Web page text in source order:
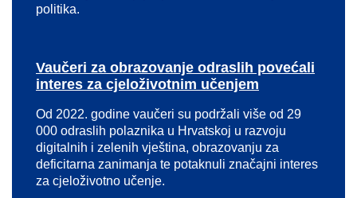
politika.
Vaučeri za obrazovanje odraslih povećali
interes za cjeloživotnim učenjem
Od 2022. godine vaučeri su podržali više od 29
000 odraslih polaznika u Hrvatskoj u razvoju
digitalnih i zelenih vještina, obrazovanju za
deficitarna zanimanja te potaknuli značajni interes
za cjeloživotno učenje.